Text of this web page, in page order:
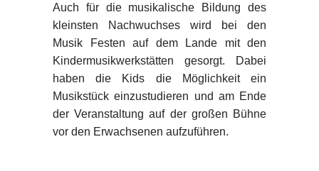
Auch für die musikalische Bildung des
kleinsten Nachwuchses wird bei den
Musik Festen auf dem Lande mit den
Kindermusikwerkstätten gesorgt. Dabei
haben die Kids die Möglichkeit ein
Musikstück einzustudieren und am Ende
der Veranstaltung auf der großen Bühne
vor den Erwachsenen aufzuführen.